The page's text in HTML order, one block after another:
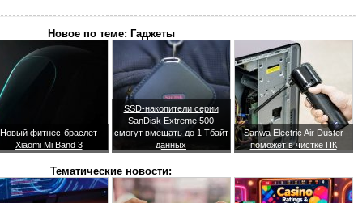
Новое по теме: Гаджеты
Новый фитнес-браслет
Xiaomi Mi Band 3
SSD-накопители серии
SanDisk Extreme 500
смогут вмещать до 1 Тбайт
данных
Sanwa Electric Air Duster
поможет в чистке ПК
Тематические новости: